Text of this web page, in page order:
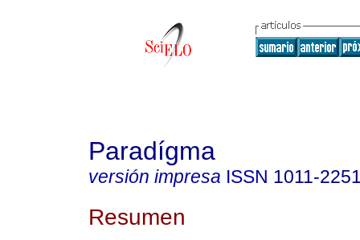
Paradígma
versión impresa ISSN 1011-
Resumen